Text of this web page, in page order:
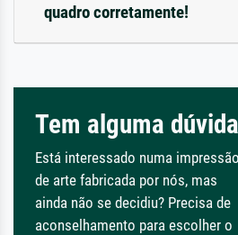
quadro corretamente!
Tem alguma
Está interessado numa impressão
de arte fabricada por nós, mas
ainda não se decidiu? Precisa de
aconselhamento para escolher o